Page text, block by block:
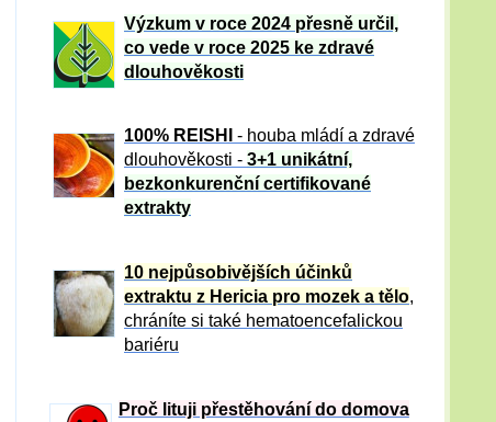
Výzkum v roce 2024 přesně určil,
co vede v roce 2025 ke zdravé
dlouhověkosti
100% REISHI
- houba mládí a zdravé
dlouhověkosti - 3+1 unikátní,
bezkonkurenční certifikované
extrakty
10 nejpůsobivějších účinků
extraktu z Hericia pro mozek a tělo,
chráníte si také hematoencefalickou
bariéru
Proč lituji přestěhování do domova